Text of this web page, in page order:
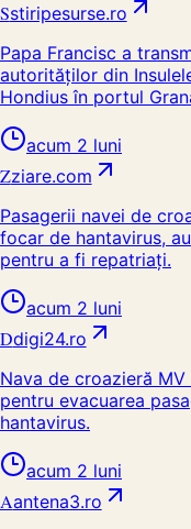
Sstiripesurse.ro
Papa Francisc a
autorităților din
Hondius în portul
acum 2 luni
Zziare.com
Pasagerii navei de
focar de hantavirus,
pentru a fi repatriați.
acum 2 luni
Ddigi24.ro
Nava de croazieră
pentru evacuarea
hantavirus.
acum 2 luni
Aantena3.ro